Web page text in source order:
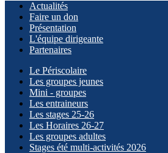
Actualités
Faire un don
Présentation
L'équipe dirigeante
Partenaires
Le Périscolaire
Les groupes jeunes
Mini - groupes
Les entraineurs
Les stages 25-26
Les Horaires 26-27
Les groupes adultes
Stages été multi-activités 2026